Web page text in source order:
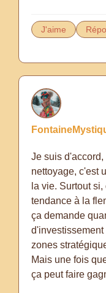
J'aime
Je suis
nettoyage, c'est
la vie. Surtout
tendance à la
ça demande
zones
Mais une fois
ça peut faire